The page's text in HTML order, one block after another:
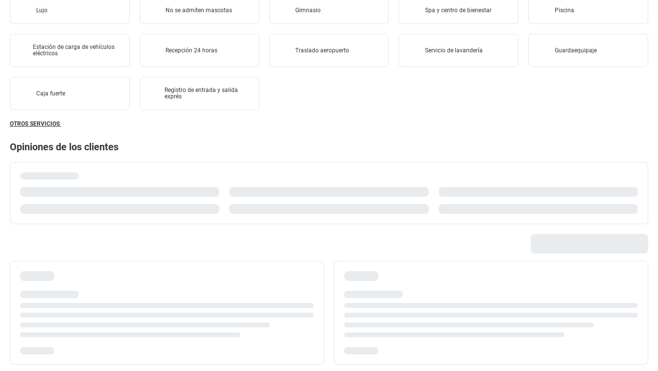
Lujo No se admiten mascotas Gimnasio Spa y centro de bienestar Piscina
Estación de carga de vehículos
eléctricos
Recepción 24 horas Traslado aeropuerto Servicio de lavandería Guardaequipaje
Caja fuerte
Registro de entrada y salida
exprés
OTROS SERVICIOS
Opiniones de los clientes